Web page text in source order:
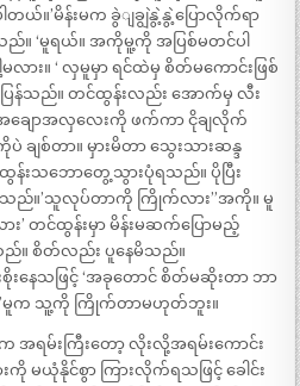
ယ်။’မိန်းမက ခွဲျချွဲနွဲ့နွဲ့ပြောလိုက်ရာ
။ ‘မူရယ်။ အကိုမူ့ကို အပြစ်မတင်ပါ
လား။ ‘ လှမူမှာ ရင်ထဲမှ စိတ်မကောင်းဖြစ်
ြန်သည်။ တင်ထွန်းလည်း အောက်မှ လီး
ချောအလှလေးကို ဖက်ကာ ငိုချလိုက်
ချစ်တာ။ မှားမိတာ သွေးသားဆန္ဒ
ထွန်းသဘောတွေ့သွားပုံရသည်။ ပိုပြီး
ည်။’သူလုပ်တာကို ကြိုက်လား”အကို။ မူ
’ တင်ထွန်းမှာ မိန်းမဆက်ပြောမည့်
သည်။ စိတ်လည်း ပူနေမိသည်။
နေသဖြင့် ‘အခုတောင် စိတ်မဆိုးတာ ဘာ
”မူက သူ့ကို ကြိုက်တာမဟုတ်ဘူး။
ရမ်းကြီးတော့ လိုးလို့အရမ်းကောင်း
မယုံနိုင်စွာ ကြားလိုက်ရသဖြင့် ခေါင်း